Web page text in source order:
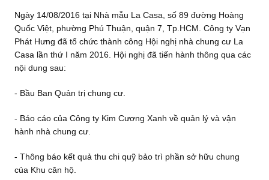
Ngày 14/08/2016 tạiNhà mẫu La Casa, số 89 đường Hoàng
Quốc Việt, phường Phú Thuận, quận 7, Tp.HCM. Công ty Vạn
Phát Hưng đã tổ chức thành công Hội nghị nhà chung cư La
Casa lần thứ I năm 2016. Hội nghị đã tiến hành thông qua các
nội dung sau:
- Bầu Ban Quản trị chung cư.
- Báo cáo của Công ty Kim Cương Xanh về quản lý và vận
hành nhà chung cư.
- Thông báo kết quả thu chi quỹ bảo trì phần sở hữu chung
của Khu căn hộ.